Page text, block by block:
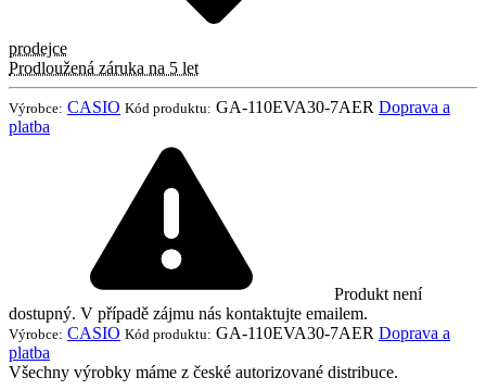
prodejce
Prodloužená záruka na 5 let
Výrobce: CASIO Kód produktu: GA-110EVA30-7AER Doprava a
platba
Produkt není
dostupný. V případě zájmu nás kontaktujte emailem.
Výrobce: CASIO Kód produktu: GA-110EVA30-7AER Doprava a
platba
Všechny výrobky máme z české autorizované distribuce.